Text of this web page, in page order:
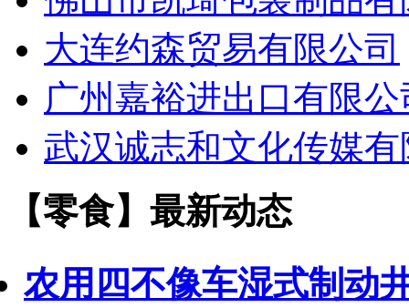
大连约森贸易有限公司
广州嘉裕进出口有限公
武汉诚志和文化传媒
【零食】最新动态
农用四不像车湿式制动